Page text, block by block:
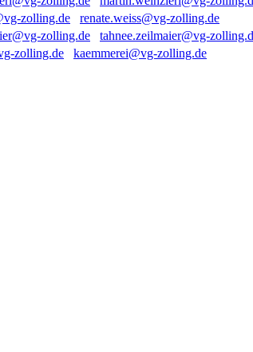
renate.weiss@vg-zolling.de
tahnee.zeilmaier@vg-
kaemmerei@vg-zolling.de